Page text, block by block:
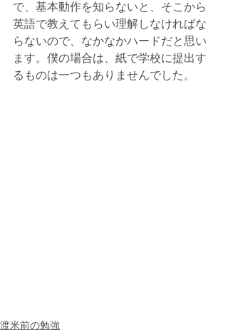
で、基本動作を知らないと、そこから
英語で教えてもらい理解しなければな
らないので、なかなかハードだと思い
ます。僕の場合は、紙で学校に提出す
るものは一つもありませんでした。
渡米前の勉強